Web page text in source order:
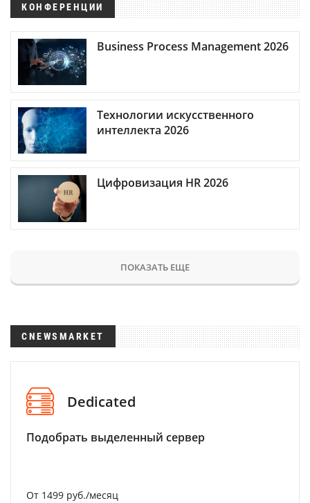
КОНФЕРЕНЦИИ
Business Process Management 2026
Технологии искусственного
интеллекта 2026
Цифровизация HR 2026
ПОКАЗАТЬ ЕЩЕ
CNEWSMARKET
Dedicated
Подобрать выделенный сервер
От 1499 руб./месяц